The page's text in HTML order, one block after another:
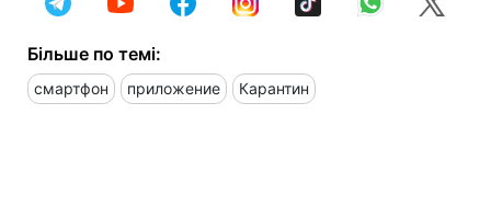
Більше по темі:
смартфон приложение Карантин